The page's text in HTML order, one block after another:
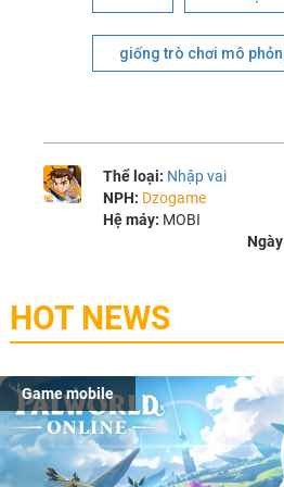
giống trò chơi mô
Thể loại: Nhập vai
NPH: Dzogame
Hệ máy: MOBI
HOT NEWS
Game mobile